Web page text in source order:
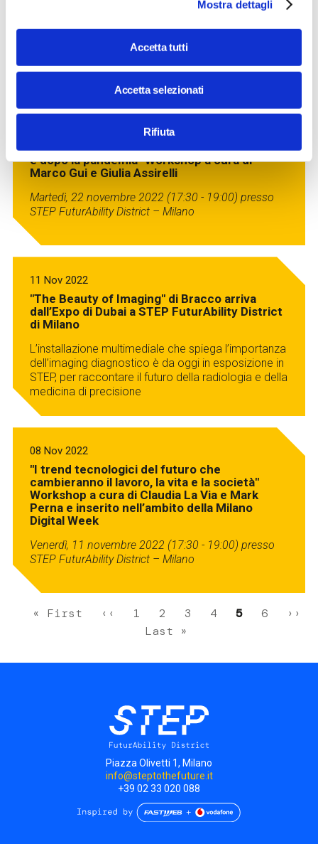
Mostra dettagli
Accetta tutti
Accetta selezionati
Rifiuta
"Lavorare con il futuro" Workshop a cura di
Mercoledì, 30 novembre 2022 (17:30 - 19:00) presso
"La competenza digitale degli studenti prima
e dopo la pandemia" Workshop a cura di
Marco Gui e Giulia Assirelli
Martedì, 22 novembre 2022 (17:30 - 19:00) presso
STEP FuturAbility District – Milano
11 Nov 2022
"The Beauty of Imaging" di Bracco arriva
dall’Expo di Dubai a STEP FuturAbility District
di Milano
L’installazione multimediale che spiega l’importanza
dell’imaging diagnostico è da oggi in esposizione in
STEP, per raccontare il futuro della radiologia e della
medicina di precisione
08 Nov 2022
"I trend tecnologici del futuro che
cambieranno il lavoro, la vita e la società"
Workshop a cura di Claudia La Via e Mark
Perna e inserito nell’ambito della Milano
Digital Week
Venerdì, 11 novembre 2022 (17:30 - 19:00) presso
STEP FuturAbility District – Milano
Paginazione
Prima
« First
Pagina
precedente
‹‹ Pagina
1 Pagina
2 Pagina
3 Pagina
4
Pagina
5 Pagina
6
››
Ultima
Last »
Piazza Olivetti 1, Milano
info@steptothefuture.it
+39 02 33 020 088